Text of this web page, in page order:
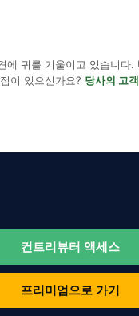
에 귀를 기울이고 있습니다.
이 있으신가요? 당사의 고
컨트리뷰터 액세스
프리미엄으로 가기